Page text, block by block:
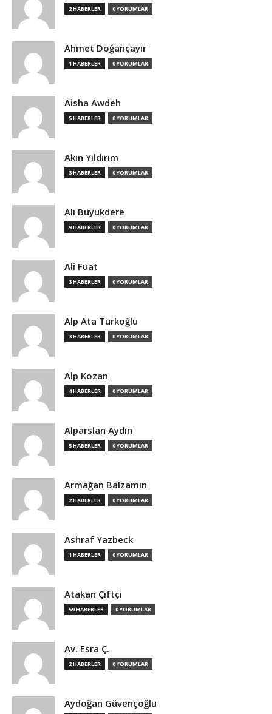
2 HABERLER 0 YORUMLAR
Ahmet Doğançayır
1 HABERLER 0 YORUMLAR
Aisha Awdeh
5 HABERLER 0 YORUMLAR
Akın Yıldırım
3 HABERLER 0 YORUMLAR
Ali Büyükdere
9 HABERLER 0 YORUMLAR
Ali Fuat
3 HABERLER 0 YORUMLAR
Alp Ata Türkoğlu
3 HABERLER 0 YORUMLAR
Alp Kozan
4 HABERLER 0 YORUMLAR
Alparslan Aydın
5 HABERLER 0 YORUMLAR
Armağan Balzamin
2 HABERLER 0 YORUMLAR
Ashraf Yazbeck
1 HABERLER 0 YORUMLAR
Atakan Çiftçi
59 HABERLER 0 YORUMLAR
Av. Esra Ç.
2 HABERLER 0 YORUMLAR
Aydoğan Güvençoğlu